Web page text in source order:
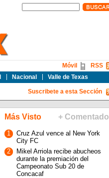
Nacional Valle de Texas
RSS
Móvil
Suscribete a esta Sección
Más Visto + Comentado
1
Cruz Azul vence al New York
City FC
2
Mikel Arriola recibe abucheos
durante la premiación del
Campeonato Sub 20 de
Concacaf